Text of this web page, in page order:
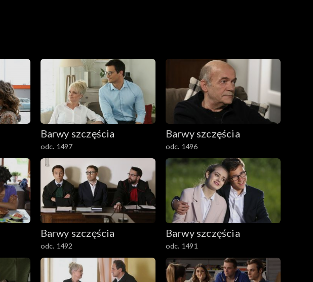
Barwy szczęścia
odc. 1497
Barwy szczęścia
odc. 1496
Barwy szczęścia
odc. 1492
Barwy szczęścia
odc. 1491